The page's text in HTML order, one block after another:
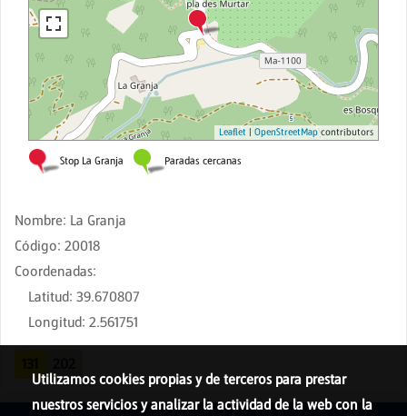
Nombre: La Granja
Código: 20018
Coordenadas:
Latitud: 39.670807
Longitud: 2.561751
Utilizamos cookies propias y de terceros para prestar
nuestros servicios y analizar la actividad de la web con la